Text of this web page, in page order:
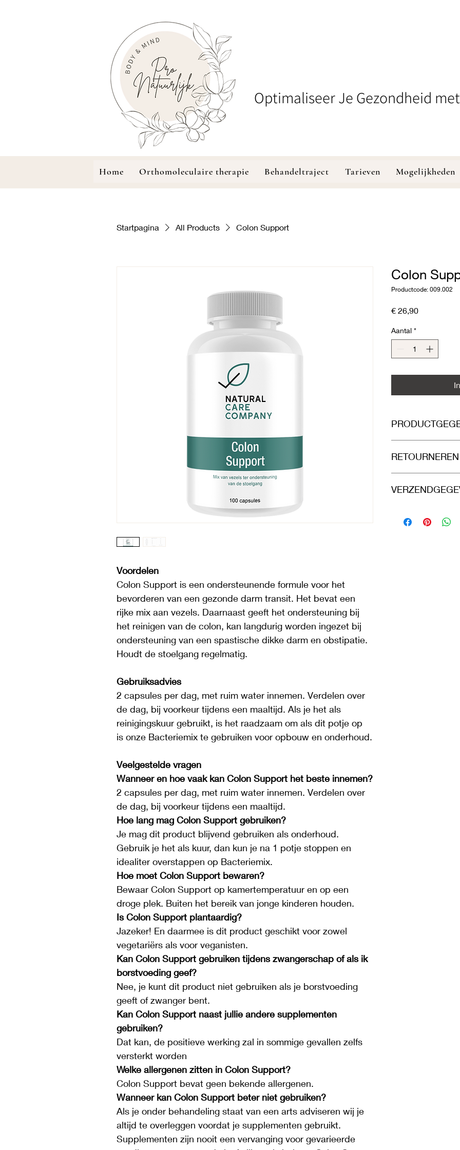
Optimaliseer Je Gezondheid
Home Orthomoleculaire therapie Behandeltraject Tarieven Mogelijkheden
Startpagina All Products Colon Support
Voordelen
Colon Support is een ondersteunende formule voor het
bevorderen van een gezonde darm transit. Het bevat een
rijke mix aan vezels. Daarnaast geeft het ondersteuning bij
het reinigen van de colon, kan langdurig worden ingezet bij
ondersteuning van een spastische dikke darm en obstipatie.
Houdt de stoelgang regelmatig.
Gebruiksadvies
2 capsules per dag, met ruim water innemen. Verdelen over
de dag, bij voorkeur tijdens een maaltijd. Als je het als
reinigingskuur gebruikt, is het raadzaam om als dit potje op
is onze Bacteriemix te gebruiken voor opbouw en onderhoud.
Veelgestelde vragen
Wanneer en hoe vaak kan Colon Support het beste innemen?
2 capsules per dag, met ruim water innemen. Verdelen over
de dag, bij voorkeur tijdens een maaltijd.
Hoe lang mag Colon Support gebruiken?
Je mag dit product blijvend gebruiken als onderhoud.
Gebruik je het als kuur, dan kun je na 1 potje stoppen en
idealiter overstappen op Bacteriemix.
Hoe moet Colon Support bewaren?
Bewaar Colon Support op kamertemperatuur en op een
droge plek. Buiten het bereik van jonge kinderen houden.
Is Colon Support plantaardig?
Jazeker! En daarmee is dit product geschikt voor zowel
vegetariërs als voor veganisten.
Kan Colon Support gebruiken tijdens zwangerschap of als ik
borstvoeding geef?
Nee, je kunt dit product niet gebruiken als je borstvoeding
geeft of zwanger bent.
Kan Colon Support naast jullie andere supplementen
gebruiken?
Dat kan, de positieve werking zal in sommige gevallen zelfs
versterkt worden
Welke allergenen zitten in Colon Support?
Colon Support bevat geen bekende allergenen.
Wanneer kan Colon Support beter niet gebruiken?
Als je onder behandeling staat van een arts adviseren wij je
altijd te overleggen voordat je supplementen gebruikt.
Supplementen zijn nooit een vervanging voor gevarieerde
Colon
Productcode: 009.002
€ 26,90Prijs
Aantal *
Rijke mix aan vezels
Met psylliumvezels
Gebruik: 2 capsules
terugbetalen. U
vertrouwen en met
informatie kwijt